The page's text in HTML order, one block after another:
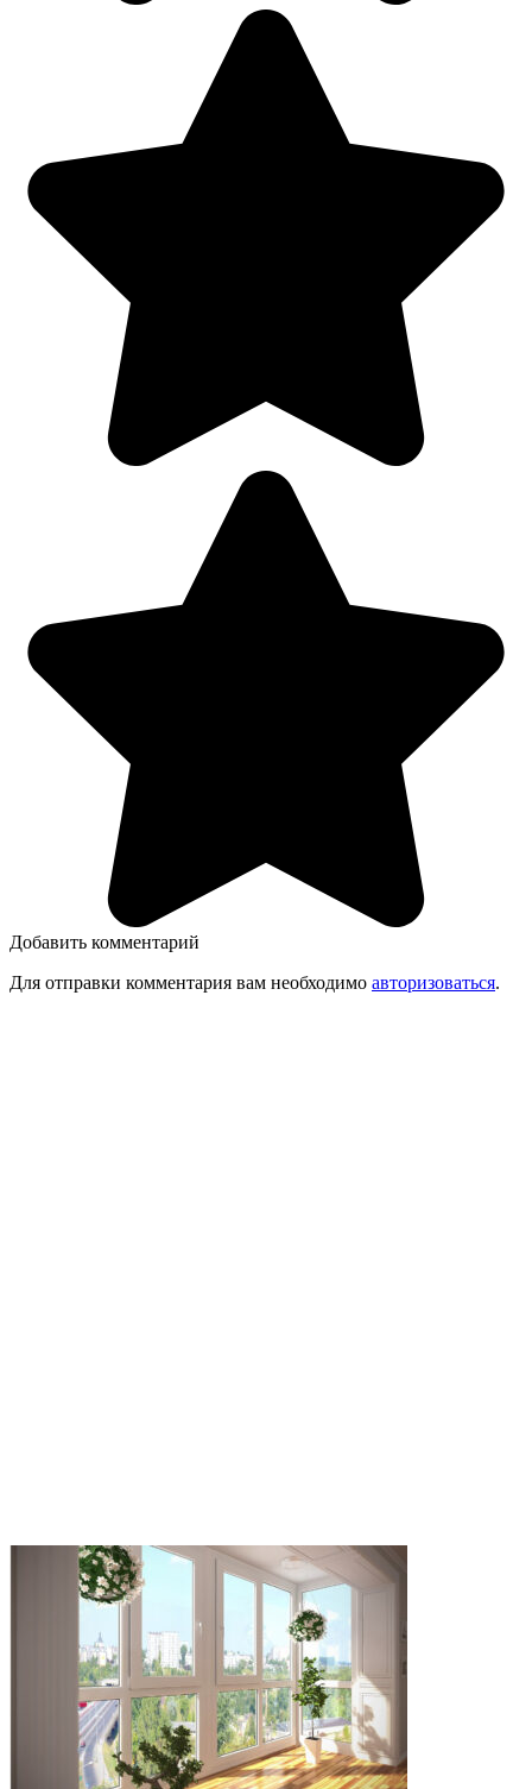
Добавить комментарий
Для отправки комментария вам необходимо авторизоваться.